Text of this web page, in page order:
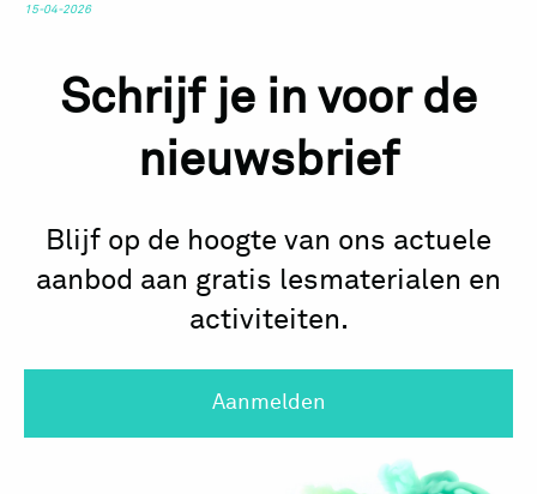
15-04-2026
Schrijf je in voor de
nieuwsbrief
Blijf op de hoogte van ons actuele
aanbod aan gratis lesmaterialen en
activiteiten.
Aanmelden